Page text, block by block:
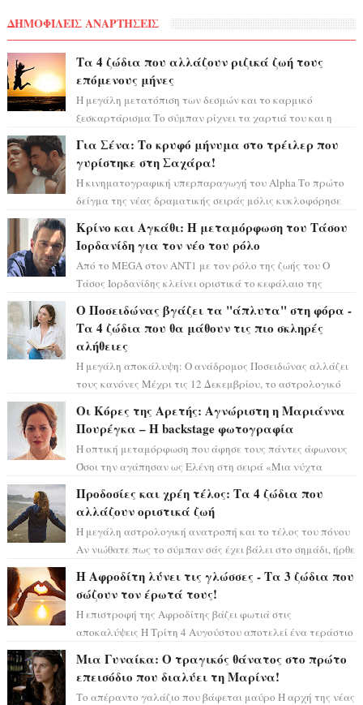
ΔΗΜΟΦΙΛΕΙΣ ΑΝΑΡΤΗΣΕΙΣ
Τα 4 ζώδια που αλλάζουν ριζικά ζωή τους
επόμενους μήνες
Η μεγάλη μετατόπιση των δεσμών και το καρμικό
ξεσκαρτάρισμα Το σύμπαν ρίχνει τα χαρτιά του και η
Για Σένα: Το κρυφό μήνυμα στο τρέιλερ που
γυρίστηκε στη Σαχάρα!
Η κινηματογραφική υπερπαραγωγή του Alpha Το πρώτο
δείγμα της νέας δραματικής σειράς μόλις κυκλοφόρησε
Κρίνο και Αγκάθι: Η μεταμόρφωση του Τάσου
Ιορδανίδη για τον νέο του ρόλο
Από το MEGA στον ΑΝΤ1 με τον ρόλο της ζωής του Ο
Τάσος Ιορδανίδης κλείνει οριστικά το κεφάλαιο της
Ο Ποσειδώνας βγάζει τα "άπλυτα" στη φόρα -
Τα 4 ζώδια που θα μάθουν τις πιο σκληρές
αλήθειες
Η μεγάλη αποκάλυψη: Ο ανάδρομος Ποσειδώνας αλλάζει
τους κανόνες Μέχρι τις 12 Δεκεμβρίου, το αστρολογικό
Οι Κόρες της Αρετής: Αγνώριστη η Μαριάννα
Πουρέγκα – H backstage φωτογραφία
Η οπτική μεταμόρφωση που άφησε τους πάντες άφωνους
Όσοι την αγάπησαν ως Ελένη στη σειρά «Μια νύχτα
Προδοσίες και χρέη τέλος: Τα 4 ζώδια που
αλλάζουν οριστικά ζωή
Η μεγάλη αστρολογική ανατροπή και το τέλος του πόνου
Αν νιώθατε πως το σύμπαν σάς έχει βάλει στο σημάδι, ήρθε
Η Αφροδίτη λύνει τις γλώσσες - Τα 3 ζώδια που
σώζουν τον έρωτά τους!
Η επιστροφή της Αφροδίτης βάζει φωτιά στις
αποκαλύψεις Η Τρίτη 4 Αυγούστου αποτελεί ένα τεράστιο
Μια Γυναίκα: Ο τραγικός θάνατος στο πρώτο
επεισόδιο που διαλύει τη Μαρίνα!
Το απέραντο γαλάζιο που βάφεται μαύρο Η αρχή της νέας